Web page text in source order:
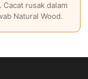
rusak dalam
Natural Wood.